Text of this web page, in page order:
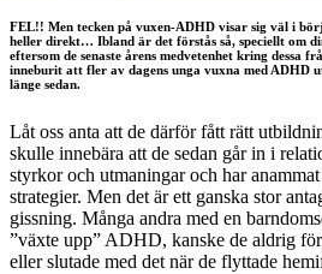
FEL!! Men tecken på vuxen-ADHD visar sig väl i
heller direkt… Ibland är det förstås så, speciellt om
eftersom de senaste årens medvetenhet kring dessa
inneburit att fler av dagens unga vuxna med ADHD
länge sedan.
Låt oss anta att de därför fått rätt
skulle innebära att de sedan går in i
styrkor och utmaningar och har
strategier. Men det är ett ganska stor
gissning. Många andra med en
”växte upp” ADHD, kanske de aldrig
eller slutade med det när de flyttade